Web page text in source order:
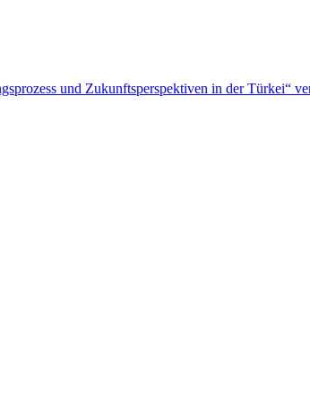
und Zukunftsperspektiven in der Türkei“